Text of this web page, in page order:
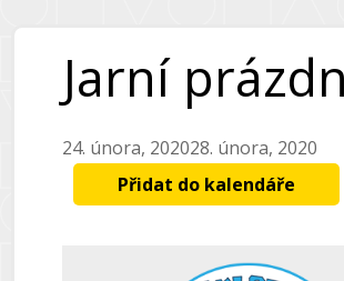
Jarní
24. února, 202028. února, 2020
Přidat do kalendáře